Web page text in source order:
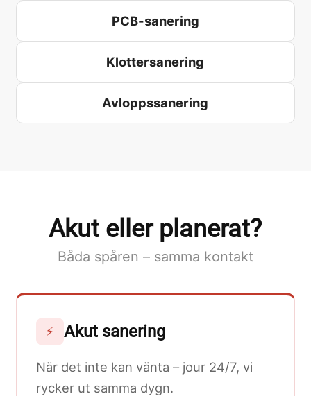
PCB-sanering
Klottersanering
Avloppssanering
Akut eller planerat?
Båda spåren – samma kontakt
⚡ Akut sanering
När det inte kan vänta – jour 24/7, vi
rycker ut samma dygn.